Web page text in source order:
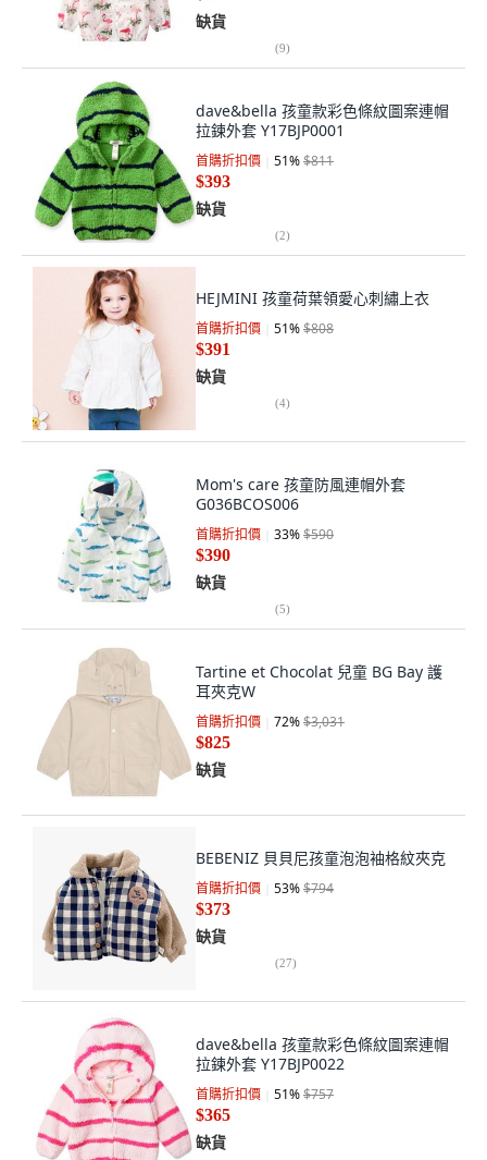
缺貨
(9)
dave&bella 孩童款彩色條紋圖案連帽
拉鍊外套 Y17BJP0001
首購折扣價 51%$811
$393
缺貨
(2)
HEJMINI 孩童荷葉領愛心刺繡上衣
首購折扣價 51%$808
$391
缺貨
(4)
Mom's care 孩童防風連帽外套
G036BCOS006
首購折扣價 33%$590
$390
缺貨
(5)
Tartine et Chocolat 兒童 BG Bay 護
耳夾克W
首購折扣價 72%$3,031
$825
缺貨
BEBENIZ 貝貝尼孩童泡泡袖格紋夾克
首購折扣價 53%$794
$373
缺貨
(27)
dave&bella 孩童款彩色條紋圖案連帽
拉鍊外套 Y17BJP0022
首購折扣價 51%$757
$365
缺貨